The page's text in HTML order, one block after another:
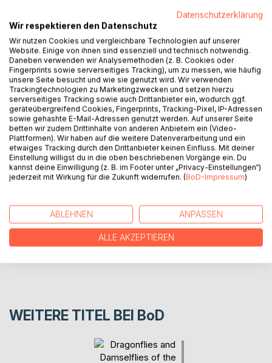
zaubern. Sie helfen gerne, aber fragen ihren Menschen
auch gerne nach Hilfe in vielen Zusammenhängen. Das
kann dem Menschen auch Glück bringen. Da findet sich
schon mal ein Eimer voll Gold aus dem Bergbau der
Kobolde. Da gibt es auch Bergkobolde, Waldkobolde und
Meereskobolde. Da ist die Rede von Klabautermännern,
Zwergen und Heinzelmännchen. Die Beziehungen
zwischen Mensch und Kobolden entwickelt sich in dieser
Erzählung intensiv, was den Menschen sehr viel Glück
bringt.
AUTOR/IN
WEITERE TITEL BEI BoD
Datenschutzerklärung
Wir respektieren den Datenschutz
Wir nutzen Cookies und vergleichbare Technologien auf unserer
Website. Einige von ihnen sind essenziell und technisch notwendig.
Daneben verwenden wir Analysemethoden (z. B. Cookies oder
Fingerprints sowie serverseitiges Tracking), um zu messen, wie häufig
unsere Seite besucht und wie sie genutzt wird. Wir verwenden
Trackingtechnologien zu Marketingzwecken und setzen hierzu
serverseitiges Tracking sowie auch Drittanbieter ein, wodurch ggf.
geräteübergreifend Cookies, Fingerprints, Tracking-Pixel, IP-Adressen
sowie gehashte E-Mail-Adressen genutzt werden. Auf unserer Seite
betten wir zudem Drittinhalte von anderen Anbietern ein (Video-
Plattformen). Wir haben auf die weitere Datenverarbeitung und ein
etwaiges Tracking durch den Drittanbieter keinen Einfluss. Mit deiner
Einstellung willigst du in die oben beschriebenen Vorgänge ein. Du
kannst deine Einwilligung (z. B. im Footer unter „Privacy-Einstellungen“)
jederzeit mit Wirkung für die Zukunft widerrufen. (BoD-Impressum)
ABLEHNEN ANPASSEN
ALLE AKZEPTIEREN